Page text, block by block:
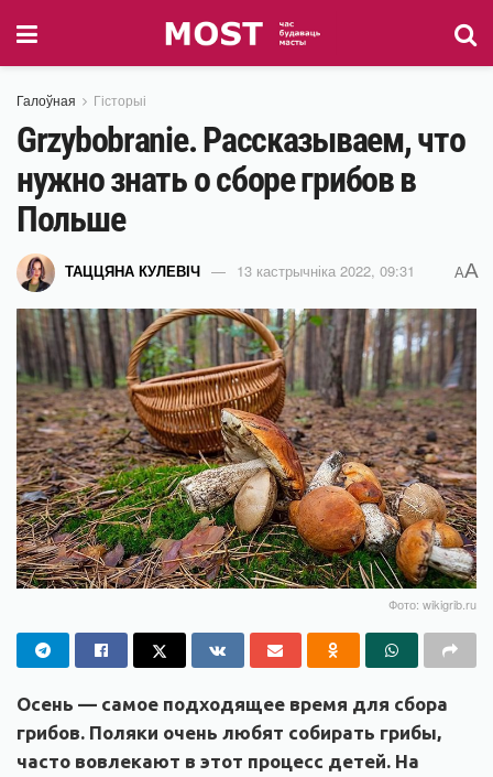
Галоўная Гісторыі
Grzybobranie. Рассказываем, что
нужно знать о сборе грибов в
Польше
ТАЦЦЯНА КУЛЕВІЧ 13 кастрычніка 2022, 09:31 AA
Фото: wikigrib.ru
Осень — самое подходящее время для сбора
грибов. Поляки очень любят собирать грибы,
часто вовлекают в этот процесс детей. На